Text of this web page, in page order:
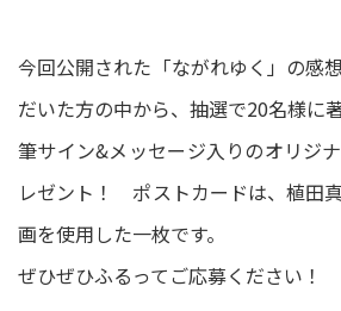
今回公開された「ながれゆく」の感
だいた方の中から、抽選で20名様に
筆サイン&メッセージ入りのオリジ
レゼント！ ポストカードは、植田
画を使用した一枚です。
ぜひぜひふるってご応募ください！